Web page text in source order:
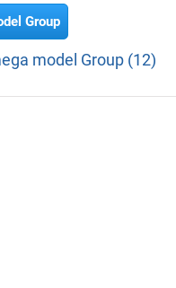
Group
model Group (12)